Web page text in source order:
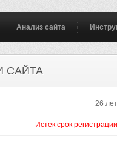
Анализ сайта
САЙТА
26 лет
Истек срок регистрации